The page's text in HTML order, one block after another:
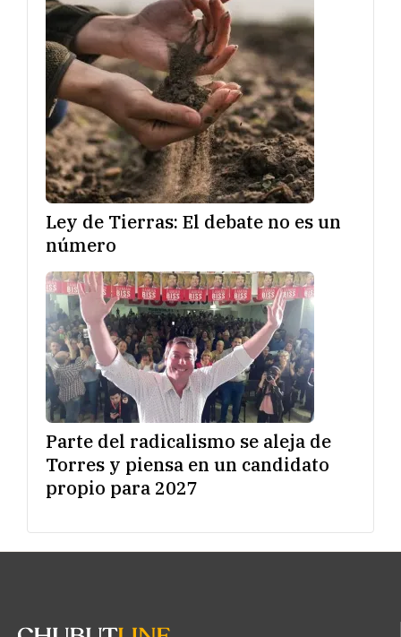
Ley de Tierras: El debate no es un
número
Parte del radicalismo se aleja de
Torres y piensa en un candidato
propio para 2027